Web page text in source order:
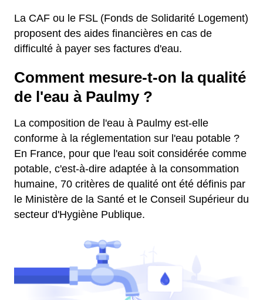
La CAF ou le FSL (Fonds de Solidarité Logement)
proposent des aides financières en cas de
difficulté à payer ses factures d'eau.
Comment mesure-t-on la qualité
de l'eau à Paulmy ?
La composition de l'eau à Paulmy est-elle
conforme à la réglementation sur l'eau potable ?
En France, pour que l'eau soit considérée comme
potable, c'est-à-dire adaptée à la consommation
humaine, 70 critères de qualité ont été définis par
le Ministère de la Santé et le Conseil Supérieur du
secteur d'Hygiène Publique.